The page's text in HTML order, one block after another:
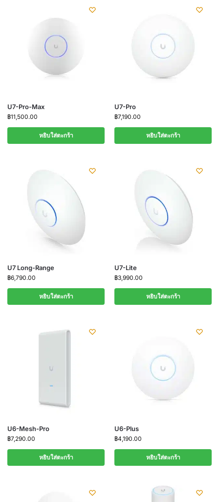
U7-Pro-Max
฿11,500.00
หยิบใส่ตะกร้า
U7-Pro
฿7,190.00
หยิบใส่ตะกร้า
U7 Long-Range
฿6,790.00
หยิบใส่ตะกร้า
U7-Lite
฿3,990.00
หยิบใส่ตะกร้า
U6-Mesh-Pro
฿7,290.00
หยิบใส่ตะกร้า
U6-Plus
฿4,190.00
หยิบใส่ตะกร้า